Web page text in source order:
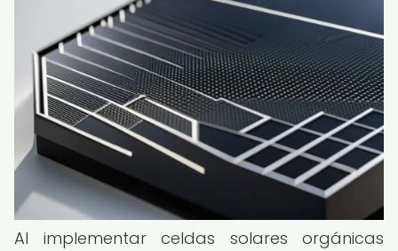
Al implementar celdas solares orgánicas